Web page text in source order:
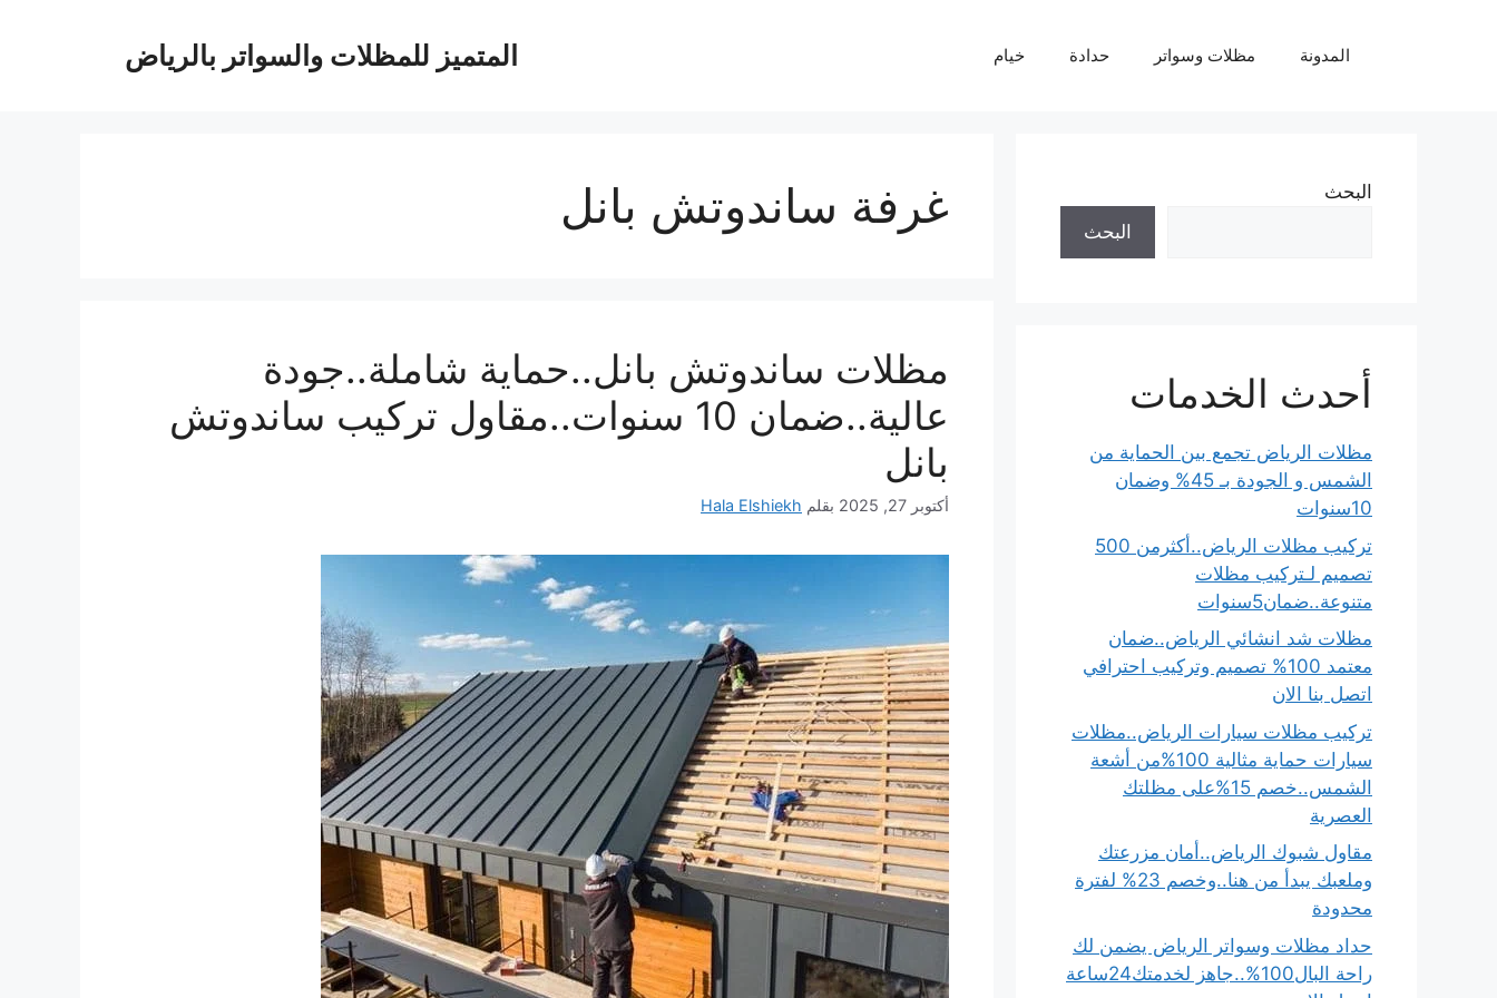
المتميز للمظلات والسواتر بالرياض المدونة مظلات وسواتر حدادة خيام
غرفة ساندوتش بانل
مظلات ساندوتش بانل..حماية شاملة..جودة
عالية..ضمان 10 سنوات..مقاول تركيب ساندوتش
بانل
أكتوبر 27, 2025 بقلم Hala Elshiekh
البحث
البحث
أحدث الخدمات
مظلات الرياض تجمع بين الحماية من
الشمس و الجودة بـ 45% وضمان
10سنوات
تركيب مظلات الرياض..أكثرمن 500
تصميم لـتركيب مظلات
متنوعة..ضمان5سنوات
مظلات شد انشائي الرياض..ضمان
معتمد 100% تصميم وتركيب احترافي
اتصل بنا الان
تركيب مظلات سيارات الرياض..مظلات
سيارات حماية مثالية 100%من أشعة
الشمس..خصم 15%على مظلتك
العصرية
مقاول شبوك الرياض..أمان مزرعتك
وملعبك يبدأ من هنا..وخصم 23% لفترة
محدودة
حداد مظلات وسواتر الرياض يضمن لك
راحة البال100%..جاهز لخدمتك24ساعة